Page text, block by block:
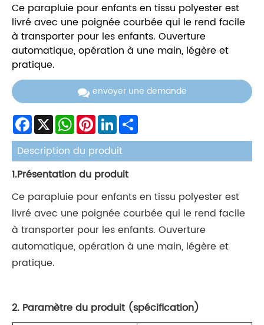
Ce parapluie pour enfants en tissu polyester est
livré avec une poignée courbée qui le rend facile
à transporter pour les enfants. Ouverture
automatique, opération à une main, légère et
pratique.
envoyer une demande
Facebook
X WhatsAppPinterestLinkedIn
Description du produit
1.Présentation du produit
Ce parapluie pour enfants en tissu polyester est
livré avec une poignée courbée qui le rend facile
à transporter pour les enfants. Ouverture
automatique, opération à une main, légère et
pratique.
2. Paramètre du produit (spécification)